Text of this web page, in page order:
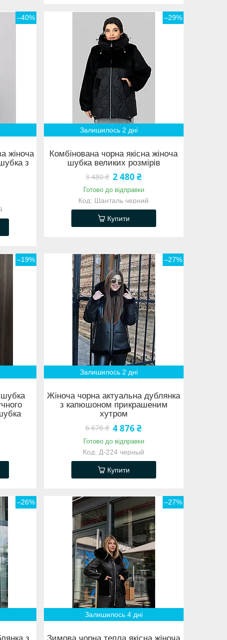
–40%
жіноча
з
–29%
Залишилось 2 дні
Комбінована чорна якісна жіноча
шубка великих розмірів
3 480 ₴ 2 480 ₴
Готово до відправки
Шанталь черний
Купити
–19%
шубка
–27%
Залишилось 2 дні
Жіноча чорна актуальна дублянка
з капюшоном прикрашеним
хутром
6 676 ₴ 4 876 ₴
Готово до відправки
Д-224 черный
Купити
–26%
з
–27%
Залишилось 4 дні
Зимова чорна тепла якісна жіноча